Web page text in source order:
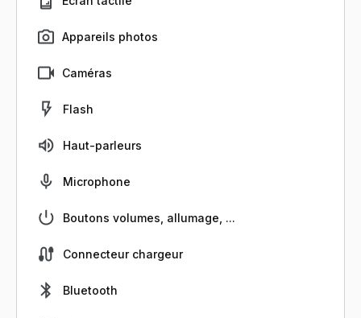
Appareils photos
Caméras
Flash
Haut-parleurs
Microphone
Boutons volumes, allumage, ...
Connecteur chargeur
Bluetooth